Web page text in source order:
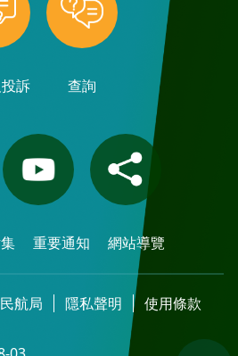
訴 查詢
重要通知 網站導覽
航局 隱私聲明 使用條款